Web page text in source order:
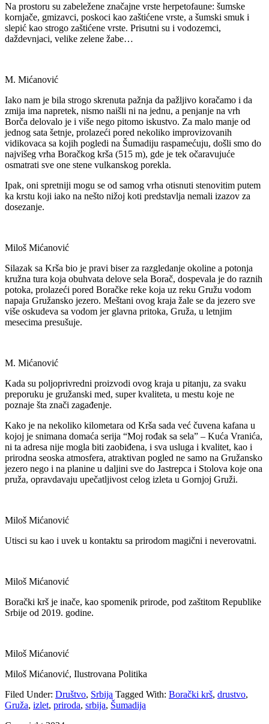
Na prostoru su zabeležene značajne vrste herpetofaune: šumske
kornjače, gmizavci, poskoci kao zaštićene vrste, a šumski smuk i
slepić kao strogo zaštićene vrste. Prisutni su i vodozemci,
daždevnjaci, velike zelene žabe…
M. Mićanović
Iako nam je bila strogo skrenuta pažnja da pažljivo koračamo i da
zmija ima napretek, nismo naišli ni na jednu, a penjanje na vrh
Borča delovalo je i više nego pitomo iskustvo. Za malo manje od
jednog sata šetnje, prolazeći pored nekoliko improvizovanih
vidikovaca sa kojih pogledi na Šumadiju raspamećuju, došli smo do
najvišeg vrha Boračkog krša (515 m), gde je tek očaravujuće
osmatrati sve one stene vulkanskog porekla.
Ipak, oni spretniji mogu se od samog vrha otisnuti stenovitim putem
ka krstu koji iako na nešto nižoj koti predstavlja nemali izazov za
dosezanje.
Miloš Mićanović
Silazak sa Krša bio je pravi biser za razgledanje okoline a potonja
kružna tura koja obuhvata delove sela Borač, dospevala je do raznih
potoka, prolazeći pored Boračke reke koja uz reku Gružu vodom
napaja Gružansko jezero. Meštani ovog kraja žale se da jezero sve
više oskudeva sa vodom jer glavna pritoka, Gruža, u letnjim
mesecima presušuje.
M. Mićanović
Kada su poljoprivredni proizvodi ovog kraja u pitanju, za svaku
preporuku je gružanski med, super kvaliteta, u mestu koje ne
poznaje šta znači zagađenje.
Kako je na nekoliko kilometara od Krša sada već čuvena kafana u
kojoj je snimana domaća serija “Moj rođak sa sela” – Kuća Vranića,
ni ta adresa nije mogla biti zaobiđena, i sva usluga i kvalitet, kao i
prirodna seoska atmosfera, atraktivan pogled ne samo na Gružansko
jezero nego i na planine u daljini sve do Jastrepca i Stolova koje ona
pruža, opravdavaju upečatljivost celog izleta u Gornjoj Gruži.
Miloš Mićanović
Utisci su kao i uvek u kontaktu sa prirodom magični i neverovatni.
Miloš Mićanović
Borački krš je inače, kao spomenik prirode, pod zaštitom Republike
Srbije od 2019. godine.
Miloš Mićanović
Miloš Mićanović, Ilustrovana Politika
Filed Under: Društvo, Srbija Tagged With: Borački krš, drustvo,
Gruža, izlet, priroda, srbija, Šumadija